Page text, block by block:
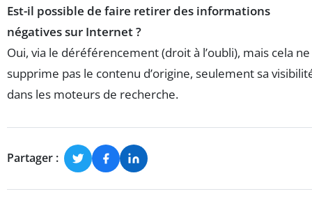
Est-il possible de faire retirer des informations
négatives sur Internet ?
Oui, via le déréférencement (droit à l’oubli), mais cela ne
supprime pas le contenu d’origine, seulement sa
dans les moteurs de recherche.
Partager :